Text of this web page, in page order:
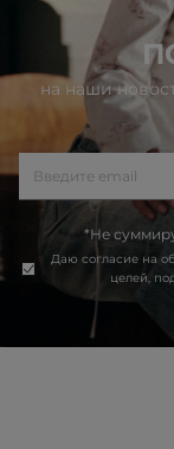
на наши
*Не
Даю согласие на
целей,